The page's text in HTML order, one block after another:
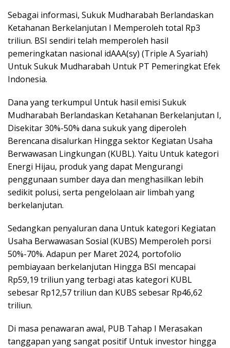
Sebagai informasi, Sukuk Mudharabah Berlandaskan
Ketahanan Berkelanjutan I Memperoleh total Rp3
triliun. BSI sendiri telah memperoleh hasil
pemeringkatan nasional idAAA(sy) (Triple A Syariah)
Untuk Sukuk Mudharabah Untuk PT Pemeringkat Efek
Indonesia.
Dana yang terkumpul Untuk hasil emisi Sukuk
Mudharabah Berlandaskan Ketahanan Berkelanjutan I,
Disekitar 30%-50% dana sukuk yang diperoleh
Berencana disalurkan Hingga sektor Kegiatan Usaha
Berwawasan Lingkungan (KUBL). Yaitu Untuk kategori
Energi Hijau, produk yang dapat Mengurangi
penggunaan sumber daya dan menghasilkan lebih
sedikit polusi, serta pengelolaan air limbah yang
berkelanjutan.
Sedangkan penyaluran dana Untuk kategori Kegiatan
Usaha Berwawasan Sosial (KUBS) Memperoleh porsi
50%-70%. Adapun per Maret 2024, portofolio
pembiayaan berkelanjutan Hingga BSI mencapai
Rp59,19 triliun yang terbagi atas kategori KUBL
sebesar Rp12,57 triliun dan KUBS sebesar Rp46,62
triliun.
Di masa penawaran awal, PUB Tahap I Merasakan
tanggapan yang sangat positif Untuk investor hingga